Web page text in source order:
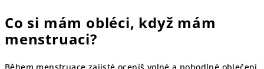
Co si mám obléci, když mám
menstruaci?